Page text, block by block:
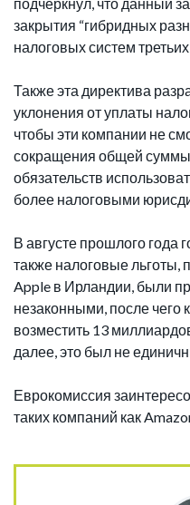
закрытия “гибридных
налоговых систем
Также эта директива
уклонения от уплаты
чтобы эти компании не
сокращения общей
обязательств
более налоговыми
В августе прошлого года
также налоговые льготы,
Apple в Ирландии, были
незаконными, после чего
возместить 13
далее, это был не
Еврокомиссия
таких компаний как